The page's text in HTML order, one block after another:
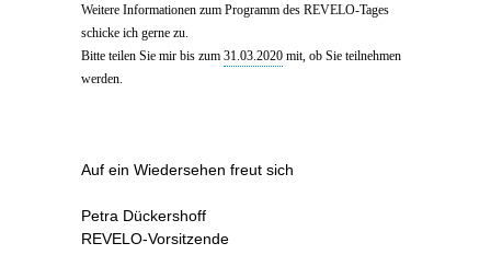
Weitere Informationen zum Programm des REVELO-Tages
schicke ich gerne zu.
Bitte teilen Sie mir bis zum 31.03.2020 mit, ob Sie teilnehmen
werden.
Auf ein Wiedersehen freut sich
Petra Dückershoff
REVELO-Vorsitzende